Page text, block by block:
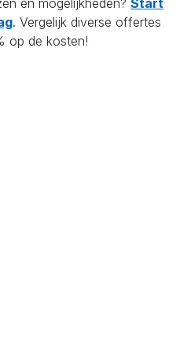
. Vergelijk diverse offertes
op de kosten!